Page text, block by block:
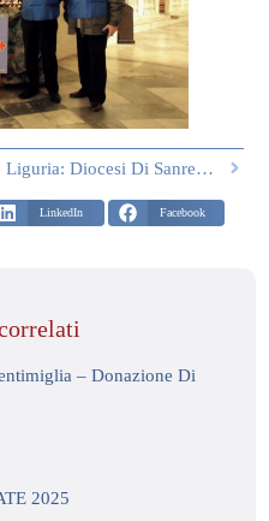
Liguria: Diocesi Di Sanremo Ventimiglia – Donazione Di Beni Alimentari
LinkedIn Facebook
– Donazione Di
2025